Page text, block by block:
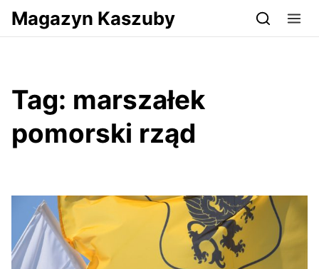
Przejdź do serwisu magazynkaszuby.pl
Magazyn Kaszuby
Tag: marszałek
pomorski rząd